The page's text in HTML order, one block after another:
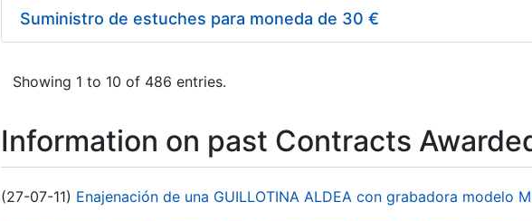
Suministro de estuches para moneda de 30 €
Showing 1 to 10 of 486 entries.
Information on past Contracts
(27-07-11) Enajenación de una GUILLOTINA ALDEA con grabadora modelo